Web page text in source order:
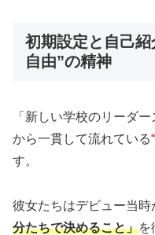
初期設定と自己
自由”の精神
「新しい学校のリーダ
から一貫して流れている
す。
彼女たちはデビュー当時
分たちで決めること」を